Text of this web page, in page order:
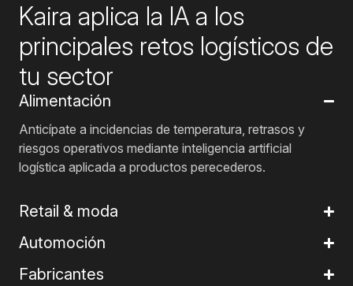
Kaira aplica la IA a los
principales retos logísticos de
tu sector
Alimentación
Anticípate a incidencias de temperatura, retrasos y
riesgos operativos mediante inteligencia artificial
logística aplicada a productos perecederos.
Retail & moda
Automoción
Fabricantes